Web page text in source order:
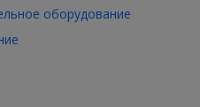
оборудование